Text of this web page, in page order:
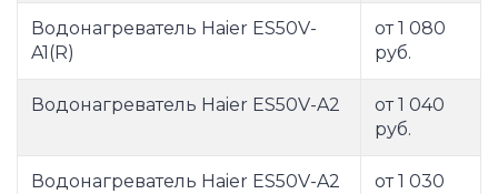
Водонагреватель Haier ES50V-
A1(R)
от 1 080
руб.
Водонагреватель Haier ES50V-A2
от 1 040
руб.
Водонагреватель Haier ES50V-A2
от 1 030